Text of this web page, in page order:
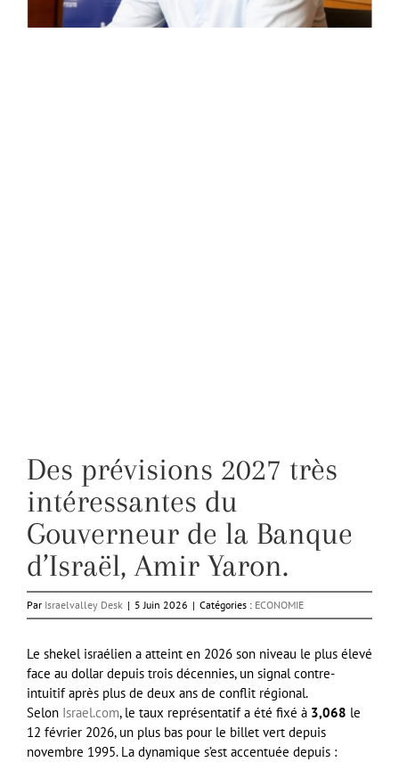
Des prévisions 2027 très
intéressantes du
Gouverneur de la Banque
d’Israël, Amir Yaron.
Par Israelvalley Desk | 5 Juin 2026 | Catégories : ECONOMIE
Le shekel israélien a atteint en 2026 son niveau le plus élevé
face au dollar depuis trois décennies, un signal contre-
intuitif après plus de deux ans de conflit régional.
Selon Israel.com, le taux représentatif a été fixé à 3,068 le
12 février 2026, un plus bas pour le billet vert depuis
novembre 1995. La dynamique s’est accentuée depuis :